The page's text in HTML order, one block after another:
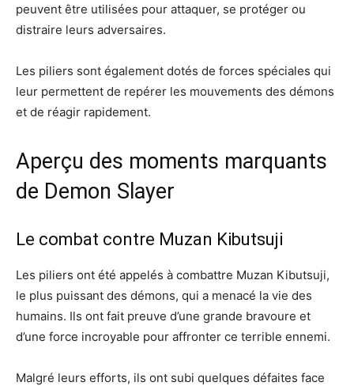
peuvent être utilisées pour attaquer, se protéger ou
distraire leurs adversaires.
Les piliers sont également dotés de forces spéciales qui
leur permettent de repérer les mouvements des démons
et de réagir rapidement.
Aperçu des moments marquants
de Demon Slayer
Le combat contre Muzan Kibutsuji
Les piliers ont été appelés à combattre Muzan Kibutsuji,
le plus puissant des démons, qui a menacé la vie des
humains. Ils ont fait preuve d’une grande bravoure et
d’une force incroyable pour affronter ce terrible ennemi.
Malgré leurs efforts, ils ont subi quelques défaites face